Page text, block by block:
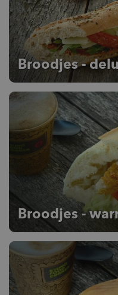
Broodjes -
Broodjes -